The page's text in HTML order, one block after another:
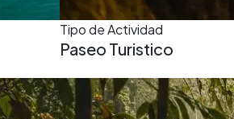
Tipo de Actividad
Paseo Turistico